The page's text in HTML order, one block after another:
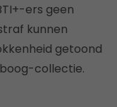
ers geen
kunnen
getoond
collectie.